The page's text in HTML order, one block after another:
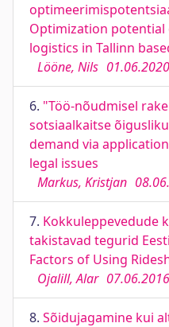
Optimization
logistics in Tallinn
Lööne, Nils 01.06.2020
6. "Töö-nõudmisel
sotsiaalkaitse
demand via
legal issues
Markus, Kristjan
7. Kokkuleppevedude
takistavad tegurid
Factors of Using
Ojalill, Alar 07.06.2016
8. Sõidujagamine kui